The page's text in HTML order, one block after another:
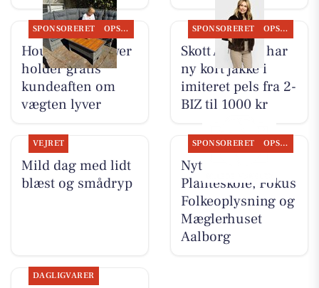
SPONSORERET OPSLAGSTAVLEN
Houen Life Power
holder gratis
kundeaften om
vægten lyver
SPONSORERET OPSLAGSTAVLEN
Skott Aalborg har
ny kort jakke i
imiteret pels fra 2-
BIZ til 1000 kr
VEJRET
Mild dag med lidt
blæst og smådryp
SPONSORERET OPSLAGSTAVLEN
Nyt fra Gug
Planteskole, Fokus
Folkeoplysning og
Mæglerhuset
Aalborg
DAGLIGVARER